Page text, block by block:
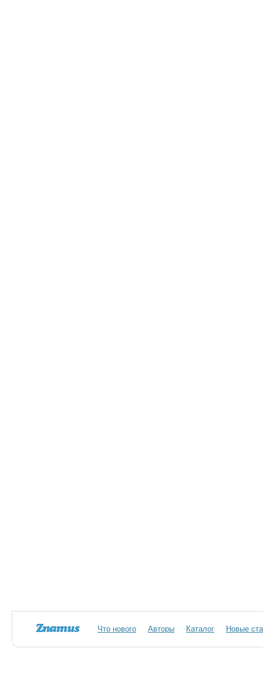
Что нового Авторы Каталог Новые